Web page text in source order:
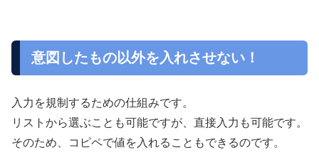
意図したもの以外を入れさせない！
入力を規制するための仕組みです。
リストから選ぶことも可能ですが、直接入力も可能です。
そのため、コピペで値を入れることもできるのです。